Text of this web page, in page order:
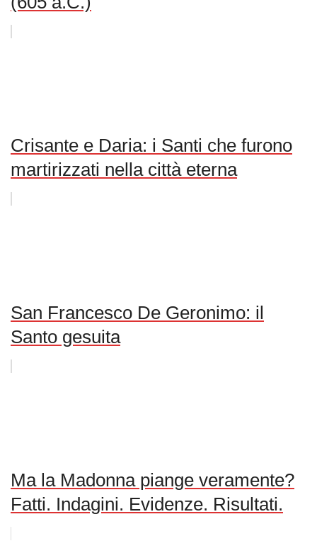
Crisante e Daria: i Santi che furono
martirizzati nella città eterna
San Francesco De Geronimo: il
Santo gesuita
Ma la Madonna piange veramente?
Fatti. Indagini. Evidenze. Risultati.